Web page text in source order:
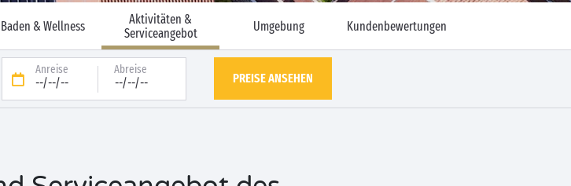
Baden & Wellness
Aktivitäten &
Serviceangebot
Umgebung Kundenbewertungen
Anreise
--/--/--
Abreise
--/--/-- PREISE ANSEHEN